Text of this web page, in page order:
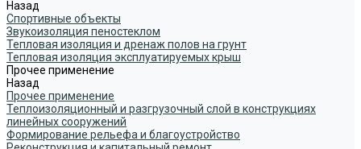
Назад
Спортивные объекты
Звукоизоляция пеностеклом
Тепловая изоляция и дренаж полов на грунт
Тепловая изоляция эксплуатируемых крыш
Прочее применение
Назад
Прочее применение
Теплоизоляционный и разгрузочный слой в конструкциях
линейных сооружений
Формирование рельефа и благоустройство